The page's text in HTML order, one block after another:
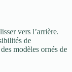
vers l’arrière.
de
modèles ornés de